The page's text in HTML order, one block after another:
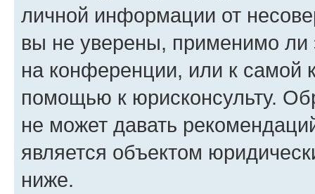
личной информации от
вы не уверены, применимо ли
на конференции, или к самой
помощью к юрисконсульту.
не может давать
является объектом
ниже.